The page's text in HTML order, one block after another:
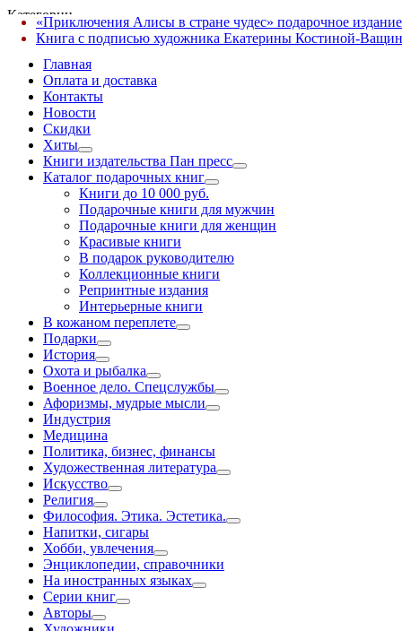
Категории
Главная
Оплата и доставка
Контакты
Новости
Скидки
Хиты
Книги издательства Пан пресс
Каталог подарочных книг
Книги до 10 000 руб.
Подарочные книги для мужчин
Подарочные книги для женщин
Красивые книги
В подарок руководителю
Коллекционные книги
Репринтные издания
Интерьерные книги
В кожаном переплете
Подарки
История
Охота и рыбалка
Военное дело. Спецслужбы
Афоризмы, мудрые мысли
Индустрия
Медицина
Политика, бизнес, финансы
Художественная литература
Искусство
Религия
Философия. Этика. Эстетика.
Напитки, сигары
Хобби, увлечения
Энциклопедии, справочники
На иностранных языках
Серии книг
Авторы
«Приключения Алисы в стране чудес» подарочное издание
Книга с подписью художника Екатерины Костиной-